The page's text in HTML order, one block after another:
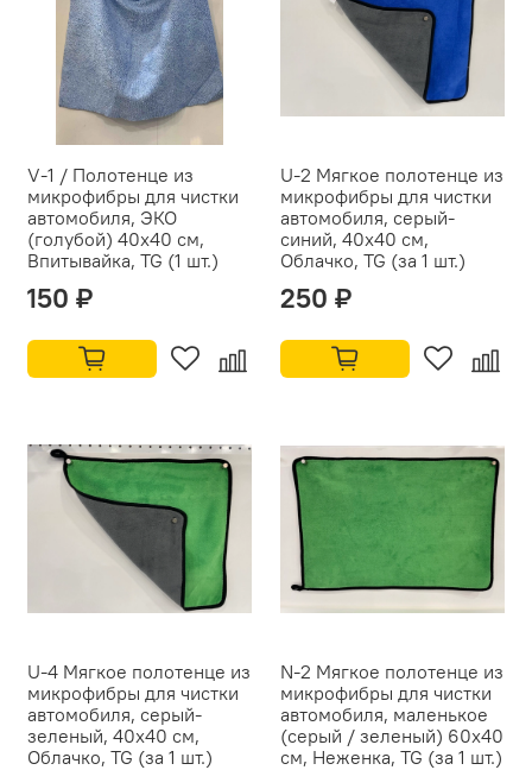
V-1 / Полотенце из
микрофибры для чистки
автомобиля, ЭКО
(голубой) 40x40 см,
Впитывайка, TG (1 шт.)
150 ₽
U-2 Мягкое полотенце из
микрофибры для чистки
автомобиля, cерый-
синий, 40x40 см,
Облачко, TG (за 1 шт.)
250 ₽
U-4 Мягкое полотенце из
микрофибры для чистки
автомобиля, серый-
зеленый, 40x40 см,
Облачко, TG (за 1 шт.)
N-2 Мягкое полотенце из
микрофибры для чистки
автомобиля, маленькое
(серый / зеленый) 60x40
см, Неженка, TG (за 1 шт.)